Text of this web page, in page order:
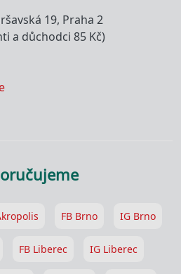
19, Praha 2
a důchodci 85 Kč)
FB Brno IG Brno
FB Liberec IG Liberec